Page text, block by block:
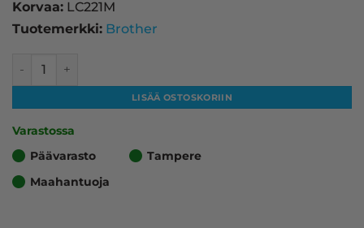
Korvaa: LC221M
Tuotemerkki: Brother
Brother LC221M mustekasetti, magenta – tarvike,
LISÄÄ OSTOSKORIIN
Varastossa
Päävarasto
Tampere
Maahantuoja